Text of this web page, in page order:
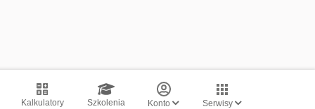
Kalkulatory Szkolenia Konto Serwisy